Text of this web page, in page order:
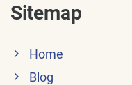
Sitemap
Home
Blog